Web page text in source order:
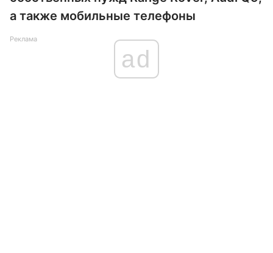
а также мобильные телефоны
Реклама
ad